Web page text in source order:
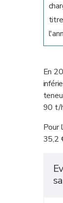
En
90 t/
Pour
35,2